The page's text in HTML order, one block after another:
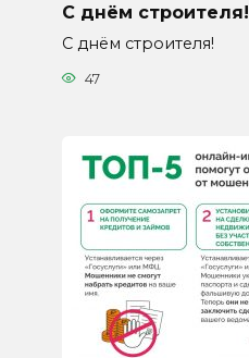
С днём строителя!
С днём строителя!
47